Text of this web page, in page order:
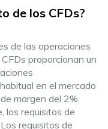
de los CFDs?
de las operaciones
proporcionan un
en el mercado
margen del 2%.
los requisitos de
requisitos de